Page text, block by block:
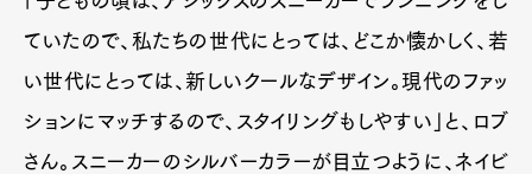
ていたので、私たちの世代にとっては、どこか懐かしく、若
い世代にとっては、新しいクールなデザイン。現代のファッ
ションにマッチするので、スタイリングもしやすい」と、ロブ
さん。スニーカーのシルバーカラーが目立つように、ネイビ